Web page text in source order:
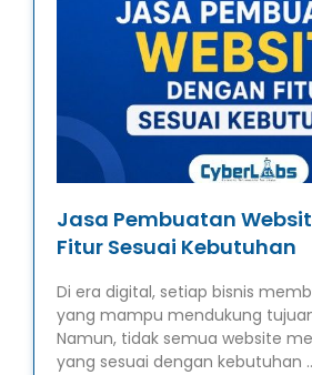
Jasa Pembuatan
Fitur Sesuai Kebutuhan
Di era digital, setiap bisnis
yang mampu mendukung
Namun, tidak semua website
yang sesuai dengan kebutuhan